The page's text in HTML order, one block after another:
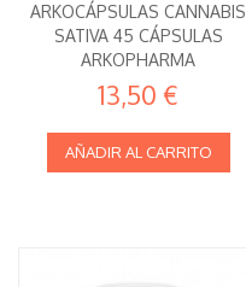
ARKOCÁPSULAS CANNABIS
SATIVA 45 CÁPSULAS
ARKOPHARMA
13,50 €
AÑADIR AL CARRITO